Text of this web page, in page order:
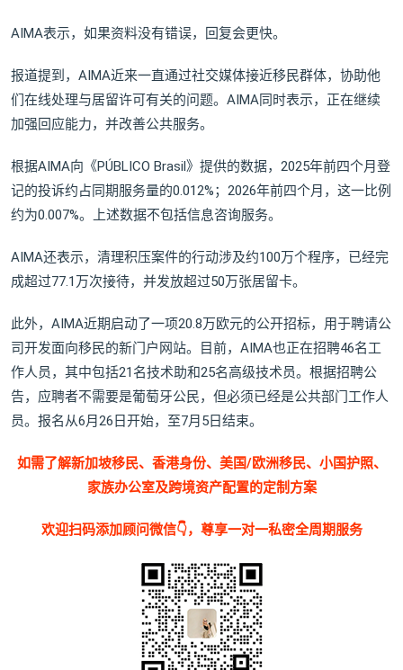
AIMA表示，如果资料没有错误，回复会更快。
报道提到，AIMA近来一直通过社交媒体接近移民群体，协助他
们在线处理与居留许可有关的问题。AIMA同时表示，正在继续
加强回应能力，并改善公共服务。
根据AIMA向《PÚBLICO Brasil》提供的数据，2025年前四个月登
记的投诉约占同期服务量的0.012%；2026年前四个月，这一比例
约为0.007%。上述数据不包括信息咨询服务。
AIMA还表示，清理积压案件的行动涉及约100万个程序，已经完
成超过77.1万次接待，并发放超过50万张居留卡。
此外，AIMA近期启动了一项20.8万欧元的公开招标，用于聘请公
司开发面向移民的新门户网站。目前，AIMA也正在招聘46名工
作人员，其中包括21名技术助和25名高级技术员。根据招聘公
告，应聘者不需要是葡萄牙公民，但必须已经是公共部门工作人
员。报名从6月26日开始，至7月5日结束。
如需了解新加坡移民、香港身份、美国/欧洲移民、小国护照、
家族办公室及跨境资产配置的定制方案
欢迎扫码添加顾问微信👇，尊享一对一私密全周期服务